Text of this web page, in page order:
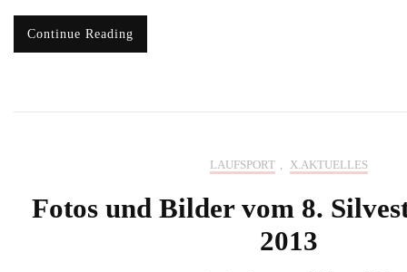
Continue Reading
LAUFSPORT , X.AKTUELLES
Fotos und Bilder vom 8.
2013